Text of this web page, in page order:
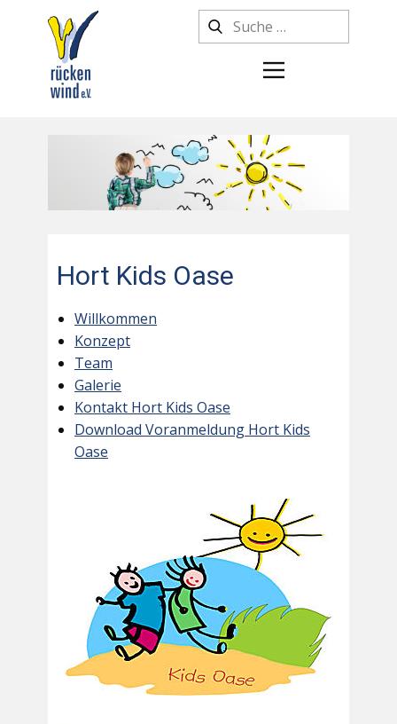
Hort Kids Oase
Willkommen
Konzept
Team
Galerie
Kontakt Hort Kids Oase
Download Voranmeldung Hort Kids
Oase